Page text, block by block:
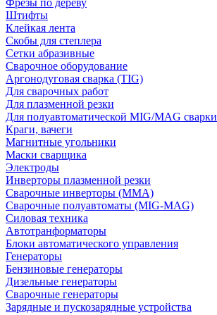
Фрезы по дереву
Штифты
Клейкая лента
Скобы для степлера
Сетки абразивные
Сварочное оборудование
Аргонодуговая сварка (TIG)
Для сварочных работ
Для плазменной резки
Для полуавтоматической MIG/MAG сварки
Краги, вачеги
Магнитные угольники
Маски сварщика
Электроды
Инверторы плазменной резки
Сварочные инверторы (MMA)
Сварочные полуавтоматы (MIG-MAG)
Силовая техника
Автотранформаторы
Блоки автоматического управления
Генераторы
Бензиновые генераторы
Дизельные генераторы
Сварочные генераторы
Зарядные и пускозарядные устройства